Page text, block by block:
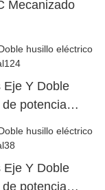
Mecanizado
Eje Y Doble
potencia
Eje Y Doble
potencia